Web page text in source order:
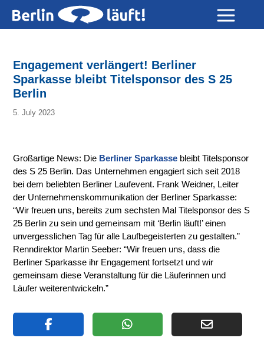
Engagement verlängert! Berliner
Sparkasse bleibt Titelsponsor des S 25
Berlin
5. July 2023
Großartige News: Die Berliner Sparkasse bleibt Titelsponsor
des S 25 Berlin. Das Unternehmen engagiert sich seit 2018
bei dem beliebten Berliner Laufevent. Frank Weidner, Leiter
der Unternehmenskommunikation der Berliner Sparkasse:
“Wir freuen uns, bereits zum sechsten Mal Titelsponsor des S
25 Berlin zu sein und gemeinsam mit ‘Berlin läuft!’ einen
unvergesslichen Tag für alle Laufbegeisterten zu gestalten.”
Renndirektor Martin Seeber: “Wir freuen uns, dass die
Berliner Sparkasse ihr Engagement fortsetzt und wir
gemeinsam diese Veranstaltung für die Läuferinnen und
Läufer weiterentwickeln.”